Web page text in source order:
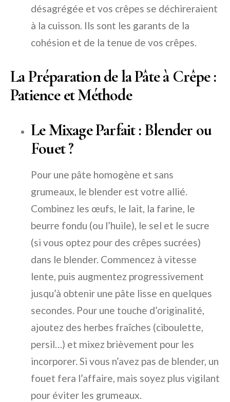
désagrégée et vos crêpes se déchireraient
à la cuisson. Ils sont les garants de la
cohésion et de la tenue de vos crêpes.
La Préparation de la Pâte à Crêpe :
Patience et Méthode
Le Mixage Parfait : Blender ou
Fouet ?
Pour une pâte homogène et sans
grumeaux, le blender est votre allié.
Combinez les œufs, le lait, la farine, le
beurre fondu (ou l’huile), le sel et le sucre
(si vous optez pour des crêpes sucrées)
dans le blender. Commencez à vitesse
lente, puis augmentez progressivement
jusqu’à obtenir une pâte lisse en quelques
secondes. Pour une touche d’originalité,
ajoutez des herbes fraîches (ciboulette,
persil…) et mixez brièvement pour les
incorporer. Si vous n’avez pas de blender, un
fouet fera l’affaire, mais soyez plus vigilant
pour éviter les grumeaux.